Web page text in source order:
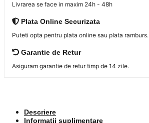
Livrarea se face in maxim 24h - 48h
Plata Online Securizata
Puteti opta pentru plata online sau plata ramburs.
Garantie de Retur
Asiguram garantie de retur timp de 14 zile.
Descriere
Informații suplimentare